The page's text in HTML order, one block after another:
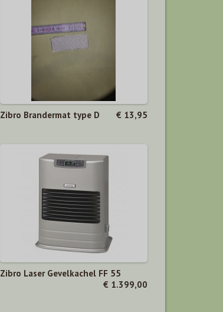
Zibro Brandermat type D € 13,95
Zibro Laser Gevelkachel FF 55
€ 1.399,00